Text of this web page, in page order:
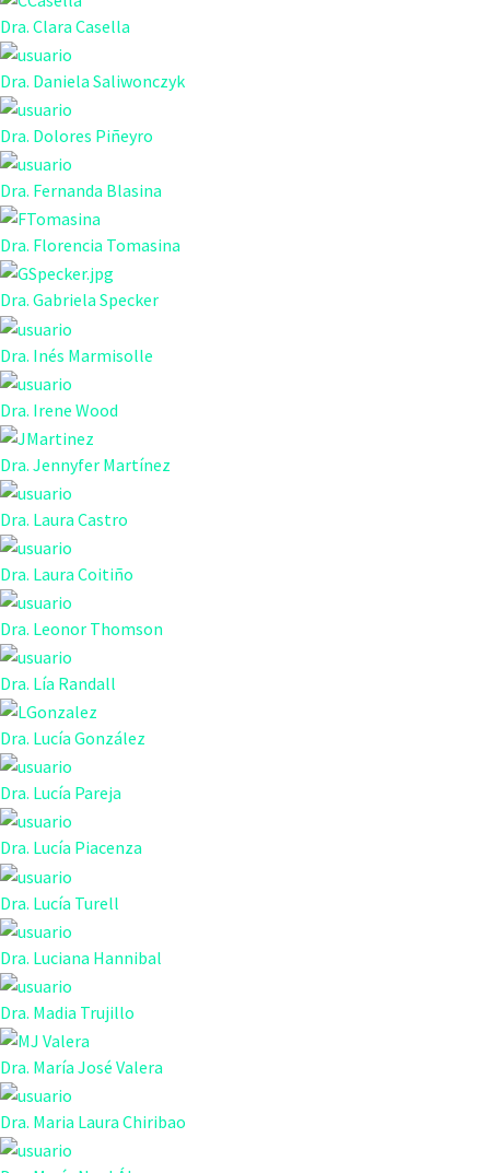
Dra. Clara Casella
Dra. Daniela Saliwonczyk
Dra. Dolores Piñeyro
Dra. Fernanda Blasina
Dra. Florencia Tomasina
Dra. Gabriela Specker
Dra. Inés Marmisolle
Dra. Irene Wood
Dra. Jennyfer Martínez
Dra. Laura Castro
Dra. Laura Coitiño
Dra. Leonor Thomson
Dra. Lía Randall
Dra. Lucía González
Dra. Lucía Pareja
Dra. Lucía Piacenza
Dra. Lucía Turell
Dra. Luciana Hannibal
Dra. Madia Trujillo
Dra. María José Valera
Dra. Maria Laura Chiribao